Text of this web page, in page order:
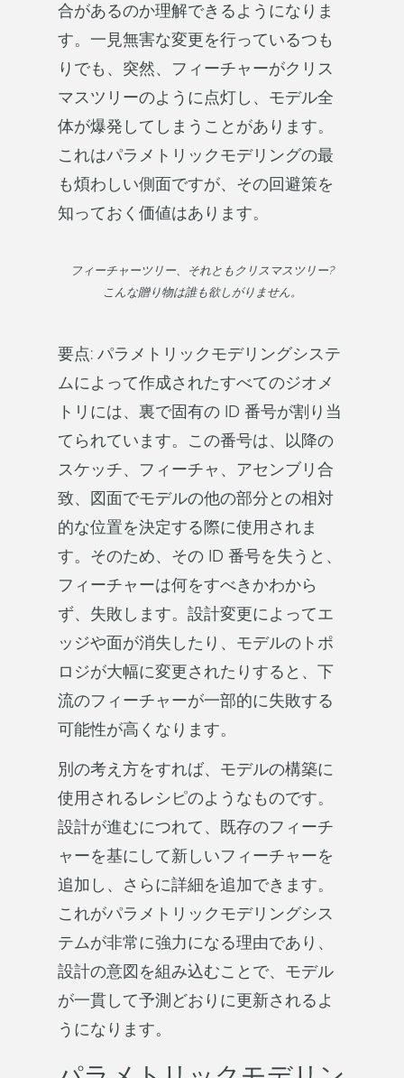
合があるのか理解できるようになりま
す。一見無害な変更を行っているつも
りでも、突然、フィーチャーがクリス
マスツリーのように点灯し、モデル全
体が爆発してしまうことがあります。
これはパラメトリックモデリングの最
も煩わしい側面ですが、その回避策を
知っておく価値はあります。
フィーチャーツリー、それともクリスマスツリー?
こんな贈り物は誰も欲しがりません。
要点: パラメトリックモデリングシステ
ムによって作成されたすべてのジオメ
トリには、裏で固有の ID 番号が割り当
てられています。この番号は、以降の
スケッチ、フィーチャ、アセンブリ合
致、図面でモデルの他の部分との相対
的な位置を決定する際に使用されま
す。そのため、その ID 番号を失うと、
フィーチャーは何をすべきかわから
ず、失敗します。設計変更によってエ
ッジや面が消失したり、モデルのトポ
ロジが大幅に変更されたりすると、下
流のフィーチャーが一部的に失敗する
可能性が高くなります。
別の考え方をすれば、モデルの構築に
使用されるレシピのようなものです。
設計が進むにつれて、既存のフィーチ
ャーを基にして新しいフィーチャーを
追加し、さらに詳細を追加できます。
これがパラメトリックモデリングシス
テムが非常に強力になる理由であり、
設計の意図を組み込むことで、モデル
が一貫して予測どおりに更新されるよ
うになります。